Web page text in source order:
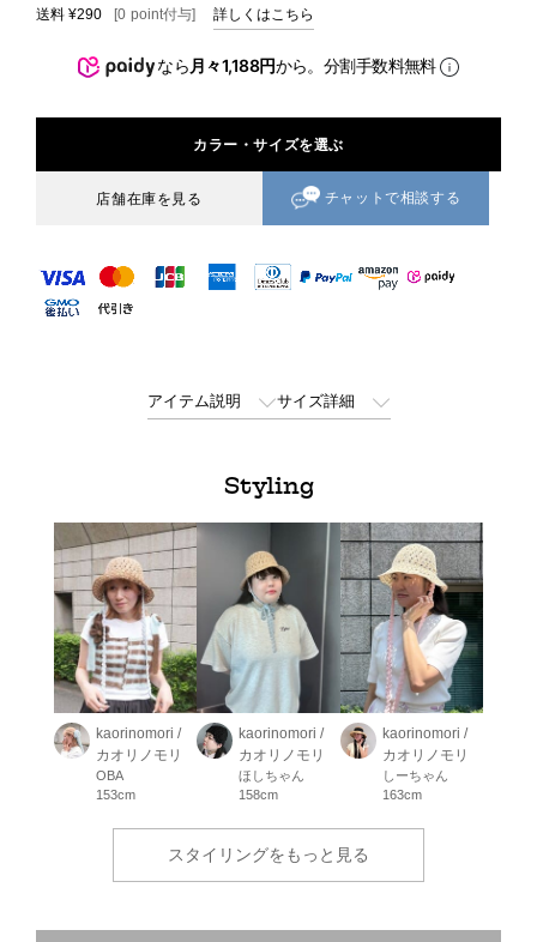
送料 ¥290 [0 point付与] 詳しくはこちら
なら月々1,188円から。分割手数料無料
カラー・サイズを選ぶ
店舗在庫を見る チャットで相談する
アイテム説明 サイズ詳細
Styling
kaorinomori /
カオリノモリ
OBA
153cm
kaorinomori /
カオリノモリ
ほしちゃん
158cm
kaorinomori /
カオリノモリ
しーちゃん
163cm
スタイリングをもっと見る